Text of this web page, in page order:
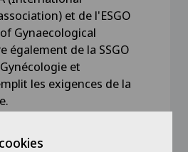
et de l'ESGO
Gynaecological
également de la SSGO
et
les exigences de la